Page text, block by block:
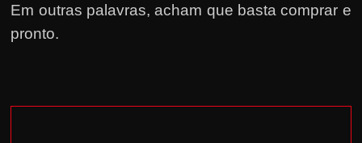
Em outras palavras, acham que basta comprar e
pronto.